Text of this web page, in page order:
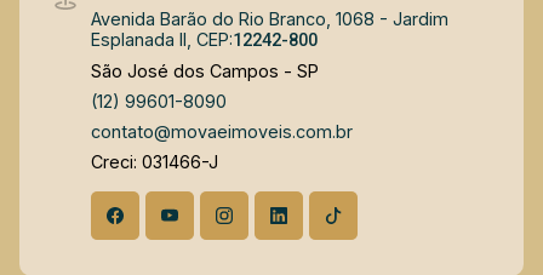
Avenida Barão do Rio Branco, 1068 - Jardim
Esplanada II, CEP:12242-800
São José dos Campos - SP
(12) 99601-8090
contato@movaeimoveis.com.br
Creci: 031466-J